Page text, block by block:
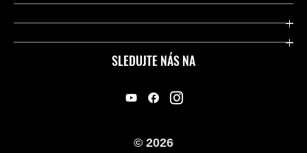
SLEDUJTE NÁS NA
Legálny
Spoločnosť
© 2026